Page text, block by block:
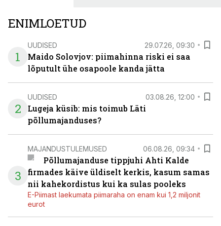
ENIMLOETUD
1
UUDISED 29.07.26, 09:30
Maido Solovjov: piimahinna riski ei saa
lõputult ühe osapoole kanda jätta
2
UUDISED 03.08.26, 12:00
Lugeja küsib: mis toimub Läti
põllumajanduses?
3
MAJANDUSTULEMUSED 06.08.26, 09:34
Põllumajanduse tippjuhi Ahti Kalde
firmades käive üldiselt kerkis, kasum samas
nii kahekordistus kui ka sulas pooleks
E-Piimast laekumata piimaraha on enam kui 1,2 miljonit
eurot